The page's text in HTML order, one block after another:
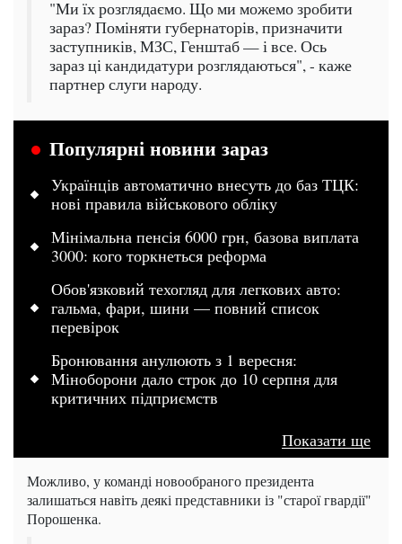
"Ми їх розглядаємо. Що ми можемо зробити
зараз? Поміняти губернаторів, призначити
заступників, МЗС, Генштаб — і все. Ось
зараз ці кандидатури розглядаються", - каже
партнер слуги народу.
Популярні новини зараз
Українців автоматично внесуть до баз ТЦК:
нові правила військового обліку
Мінімальна пенсія 6000 грн, базова виплата
3000: кого торкнеться реформа
Обов'язковий техогляд для легкових авто:
гальма, фари, шини — повний список
перевірок
Бронювання анулюють з 1 вересня:
Міноборони дало строк до 10 серпня для
критичних підприємств
Показати ще
Можливо, у команді новообраного президента
залишаться навіть деякі представники із "старої гвардії"
Порошенка.